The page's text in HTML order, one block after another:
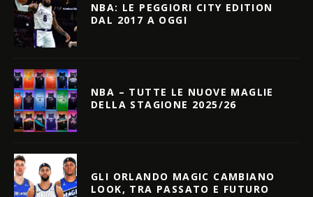
NBA: LE PEGGIORI CITY EDITION
DAL 2017 A OGGI
NBA – TUTTE LE NUOVE MAGLIE
DELLA STAGIONE 2025/26
GLI ORLANDO MAGIC CAMBIANO
LOOK, TRA PASSATO E FUTURO